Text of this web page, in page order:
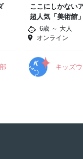
ここにしかない
超人気「美術館
6歳 ～ 大人
オンライン
キッズ